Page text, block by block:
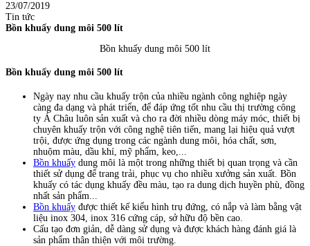
23/07/2019
Tin tức
Bồn khuấy dung môi 500 lít
Bồn khuấy dung môi 500 lít
Bồn khuấy dung môi 500 lít
Ngày nay nhu cầu khuấy trộn của nhiều ngành công nghiệp ngày
càng đa dạng và phát triển, để đáp ứng tốt nhu cầu thị trường công
ty Á Châu luôn sản xuất và cho ra đời nhiều dòng máy móc, thiết bị
chuyên khuấy trộn với công nghệ tiên tiến, mang lại hiệu quả vượt
trội, được ứng dụng trong các ngành dung môi, hóa chất, sơn,
nhuộm màu, dầu khí, mỹ phẩm, keo,...
Bồn khuấy dung môi là một trong những thiết bị quan trọng và cần
thiết sử dụng để trang trải, phục vụ cho nhiều xưởng sản xuất. Bồn
khuấy có tác dụng khuấy đều màu, tạo ra dung dịch huyền phù, đồng
nhất sản phẩm...
Bồn khuấy được thiết kế kiểu hình trụ đứng, có nắp và làm bằng vật
liệu inox 304, inox 316 cứng cáp, sở hữu độ bền cao.
Cấu tạo đơn giản, dễ dàng sử dụng và được khách hàng đánh giá là
sản phẩm thân thiện với môi trường.